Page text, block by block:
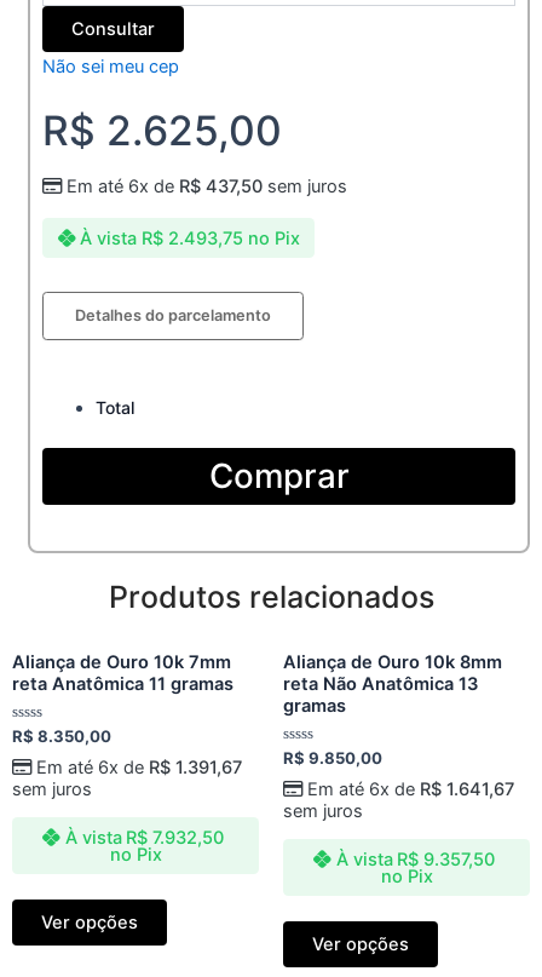
Consultar
Não sei meu cep
R$ 2.625,00
À vista R$ 2.493,75 no Pix
Em até 6x de R$ 437,50 sem juros
Detalhes do parcelamento
Total
Aliança
Não
Comprar
Produtos relacionados
Aliança de Ouro 10k 7mm
reta Anatômica 11 gramas
Avaliação
de
5
R$ 8.350,00
À vista R$ 7.932,50
no Pix
Em até 6x de R$1.391,67
sem juros
Ver opções
Aliança de Ouro 10k 8mm
reta Não Anatômica 13
gramas
Avaliação
de
5
R$ 9.850,00
À vista R$ 9.357,50
no Pix
Em até 6x de R$1.641,67
sem juros
Ver opções